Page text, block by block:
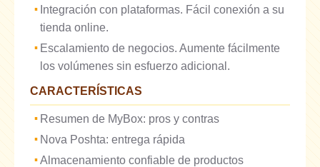
Integración con plataformas. Fácil conexión a su
tienda online.
Escalamiento de negocios. Aumente fácilmente
los volúmenes sin esfuerzo adicional.
CARACTERÍSTICAS
Resumen de MyBox: pros y contras
Nova Poshta: entrega rápida
Almacenamiento confiable de productos